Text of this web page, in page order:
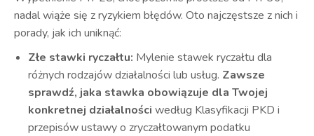
nadal wiąże się z ryzykiem błędów. Oto najczęstsze z nich i
porady, jak ich uniknąć:
Złe stawki ryczałtu: Mylenie stawek ryczałtu dla
różnych rodzajów działalności lub usług. Zawsze
sprawdź, jaka stawka obowiązuje dla Twojej
konkretnej działalności według Klasyfikacji PKD i
przepisów ustawy o zryczałtowanym podatku